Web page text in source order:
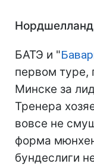
БАТЭ и "
первом туре,
Минске за
Тренера
вовсе не
форма
бундеслиги